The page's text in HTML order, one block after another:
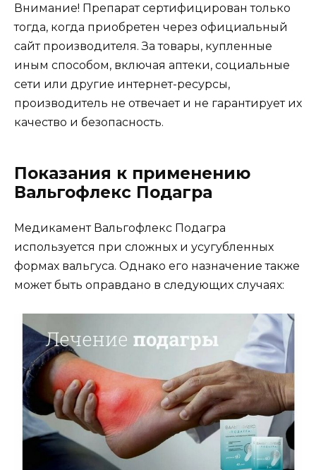
Внимание! Препарат сертифицирован только
тогда, когда приобретен через официальный
сайт производителя. За товары, купленные
иным способом, включая аптеки, социальные
сети или другие интернет-ресурсы,
производитель не отвечает и не гарантирует их
качество и безопасность.
Показания к применению
Вальгофлекс Подагра
Медикамент Вальгофлекс Подагра
используется при сложных и усугубленных
формах вальгуса. Однако его назначение также
может быть оправдано в следующих случаях: